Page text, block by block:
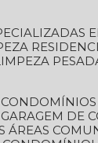
GARAGEM DE
ÁREAS